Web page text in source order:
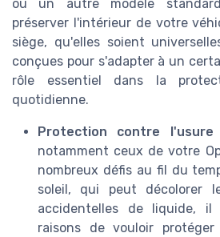
ou un autre modèle
préserver l'intérieur de votre
siège, qu'elles soient
conçues pour s'adapter à un
rôle essentiel dans la
quotidienne.
Protection contre l'usure
notamment ceux de votre
nombreux défis au fil du
soleil, qui peut décolorer
accidentelles de liquide, il
raisons de vouloir